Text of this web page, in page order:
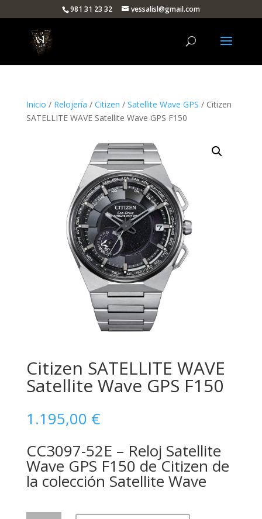
981 31 23 32 vessalisl@gmail.com
Inicio / Relojería / Citizen / Satellite Wave GPS / Citizen
SATELLITE WAVE Satellite Wave GPS F150
Citizen SATELLITE WAVE
Satellite Wave GPS F150
1.195,00 €
CC3097-52E – Reloj Satellite
Wave GPS F150 de Citizen de
la colección Satellite Wave